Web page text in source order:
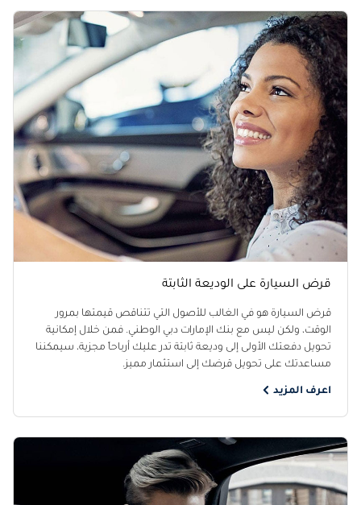
قرض السيارة على الوديعة الثابتة
قرض السيارة هو في الغالب للأصول التي تتناقص قيمتها بمرور
الوقت، ولكن ليس مع بنك الإمارات دبي الوطني. فمن خلال إمكانية
تحويل دفعتك الأولى إلى وديعة ثابتة تدر عليك أرباحاً مجزية، سيمكننا
مساعدتك على تحويل قرضك إلى استثمار مميز.
اعرف المزيد